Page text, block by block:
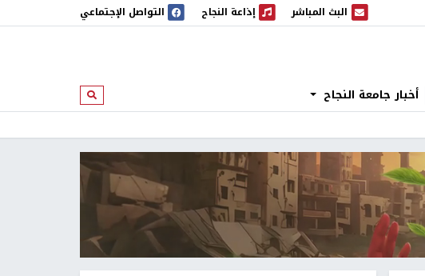
البث المباشر
البث المباشر إذاعة النجاح
إذاعة النجاح التواصل الإجتماعي
أخبار جامعة النجاح ابحث